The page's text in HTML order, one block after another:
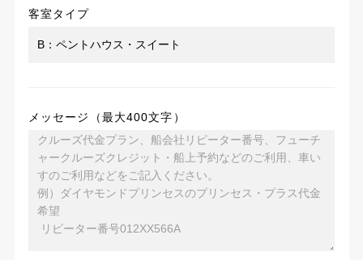
客室タイプ
メッセージ（最大400文字）